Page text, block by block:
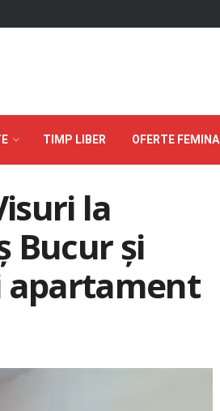
TIMP LIBER OFERTE FEMINA
la
Bucur și
apartament